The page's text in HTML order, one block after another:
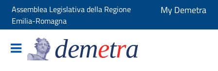
Assemblea Legislativa della Regione
Emilia-Romagna
My Demetra
demetra